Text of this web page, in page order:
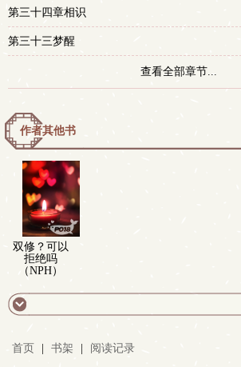
第三十四章相识
第三十三梦醒
查看全部章节...
作者其他书
双修？可以
拒绝吗
（NPH）
首页 书架 阅读记录